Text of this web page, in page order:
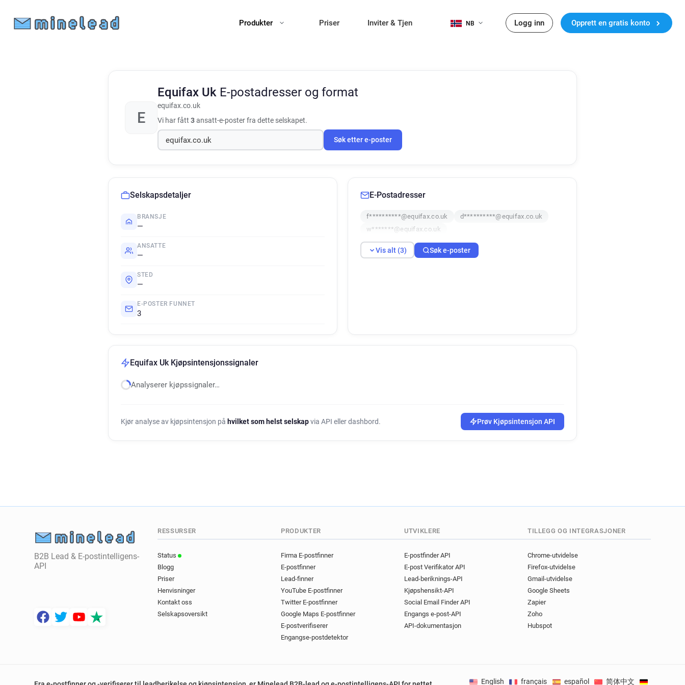
Produkter Priser Inviter & Tjen NB Logg inn Opprett en gratis konto
E
Equifax Uk E-postadresser og format
equifax.co.uk
Vi har fått 3ansatt-e-poster fra dette selskapet.
Søk etter e-poster
Selskapsdetaljer
BRANSJE
—
ANSATTE
—
STED
—
E-POSTER FUNNET
3
E-Postadresser
f**********@equifax.co.uk
d**********@equifax.co.uk
w*******@equifax.co.uk
Vis alt (3) Søk e-poster
Equifax Uk Kjøpsintensjonssignaler
Analyserer kjøpssignaler…
Kjør analyse av kjøpsintensjon på hvilket som helst selskapvia API eller dashbord. Prøv Kjøpsintensjon API
B2B Lead & E-postintelligens-
API
RESSURSER
Status
Blogg
Priser
Henvisninger
Kontakt oss
Selskapsoversikt
PRODUKTER
Firma E-postfinner
E-postfinner
Lead-finner
YouTube E-postfinner
Twitter E-postfinner
Google Maps E-postfinner
E-postverifiserer
Engangse-postdetektor
UTVIKLERE
E-postfinder API
E-post Verifikator API
Lead-beriknings-API
Kjøpshensikt-API
Social Email Finder API
Engangs e-post-API
API-dokumentasjon
TILLEGG OG INTEGRASJONER
Chrome-utvidelse
Firefox-utvidelse
Gmail-utvidelse
Google Sheets
Zapier
Zoho
Hubspot
English français español 简体中文